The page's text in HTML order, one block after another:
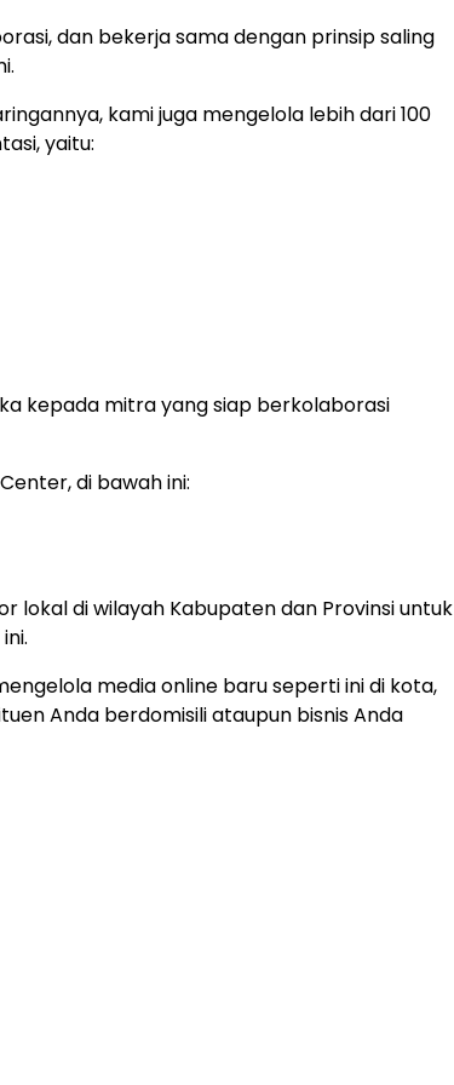
dan bekerja sama dengan prinsip saling
kami juga mengelola lebih dari 100
yaitu:
kepada mitra yang siap berkolaborasi
di bawah ini:
lokal di wilayah Kabupaten dan Provinsi untuk
media online baru seperti ini di kota,
Anda berdomisili ataupun bisnis Anda